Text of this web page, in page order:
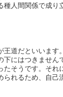
人間関係で成り
道だといいます
にはつきません
そうです。それ
れるため、自己